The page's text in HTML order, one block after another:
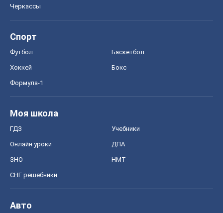
Черкассы
Спорт
Футбол Баскетбол
Хоккей Бокс
Формула-1
Моя школа
ГДЗ Учебники
Онлайн уроки ДПА
ЗНО НМТ
СНГ решебники
Авто